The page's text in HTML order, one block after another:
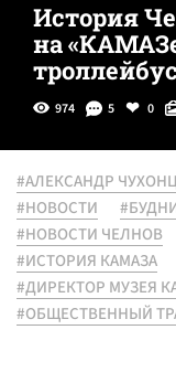
История
на
974 5 0
#АЛЕКСАНДР
#НОВОСТИ
#НОВОСТИ ЧЕЛНОВ
#ИСТОРИЯ КАМАЗА
#ДИРЕКТОР МУЗЕЯ
#ОБЩЕСТВЕННЫЙ